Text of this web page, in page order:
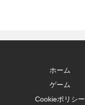
ホーム
ゲーム
Cookieポリシー